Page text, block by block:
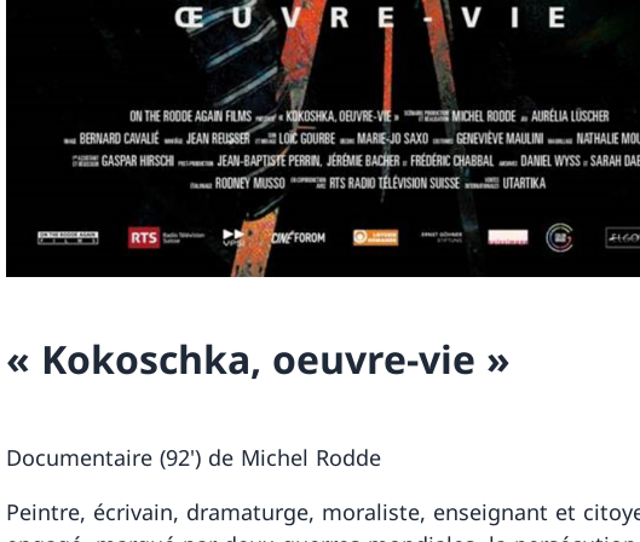
« Kokoschka, oeuvre-vie »
Documentaire (92') de Michel Rodde
Peintre, écrivain, dramaturge, moraliste, enseignant et